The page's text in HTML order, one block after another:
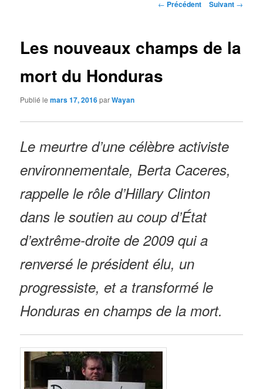
Navigation
← Précédent Suivant →
Les nouveaux champs de la
mort du Honduras
Publié lemars 17, 2016parWayan
Le meurtre d’une célèbre activiste
environnementale, Berta Caceres,
rappelle le rôle d’Hillary Clinton
dans le soutien au coup d’État
d’extrême-droite de 2009 qui a
renversé le président élu, un
progressiste, et a transformé le
Honduras en champs de la mort.